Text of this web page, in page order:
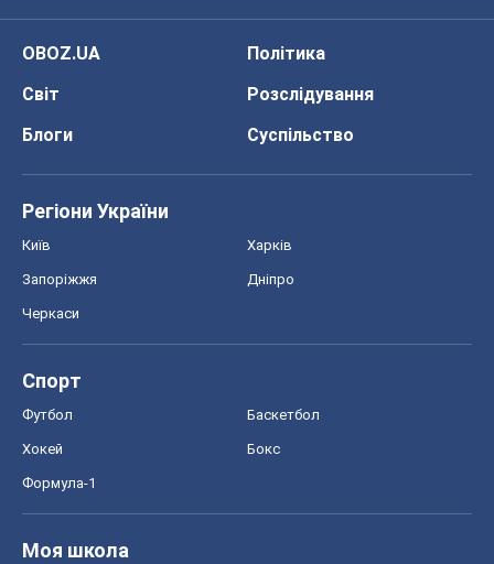
OBOZ.UA
Політика
Світ
Розслідування
Блоги
Суспільство
Регіони України
Київ Харків
Запоріжжя Дніпро
Черкаси
Спорт
Футбол Баскетбол
Хокей Бокс
Формула-1
Моя школа